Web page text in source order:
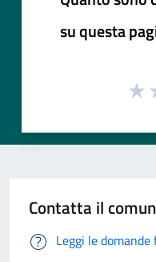
su questa
Contatta il
Leggi le